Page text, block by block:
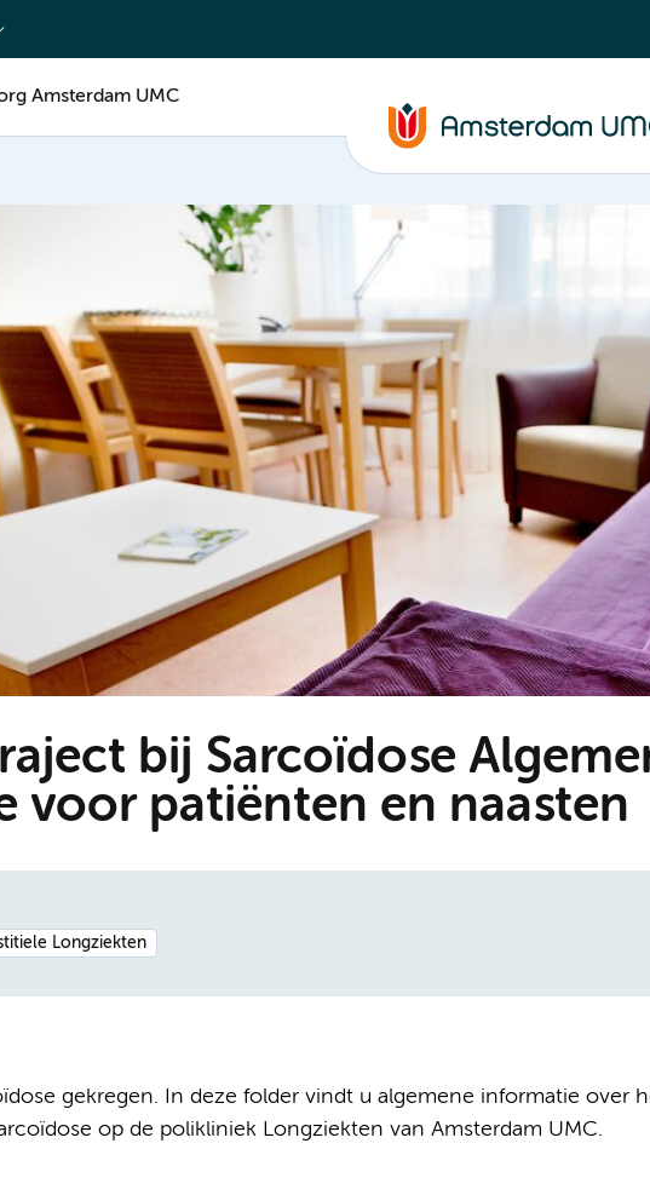
Amsterdam UMC
bij Sarcoïdose
voor patiënten en naasten
Longziekten
gekregen. In deze folder vindt u algemene informatie over
op de polikliniek Longziekten van Amsterdam UMC.